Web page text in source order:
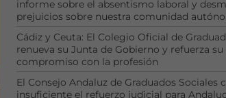
informe sobre el absentismo laboral y
prejuicios sobre nuestra comunidad
Cádiz y Ceuta: El Colegio Oficial de
renueva su Junta de Gobierno y refuerza su
compromiso con la profesión
El Consejo Andaluz de Graduados Sociales
insuficiente el refuerzo judicial para